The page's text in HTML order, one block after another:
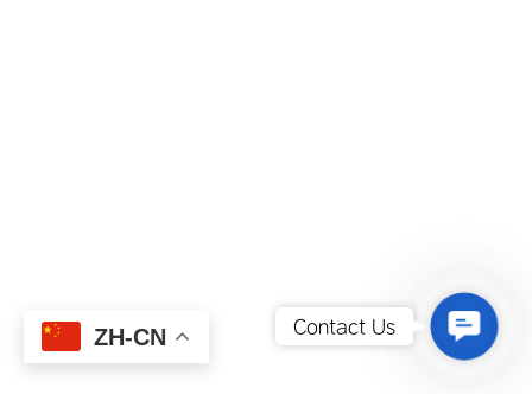
ZH-CN Contact Us